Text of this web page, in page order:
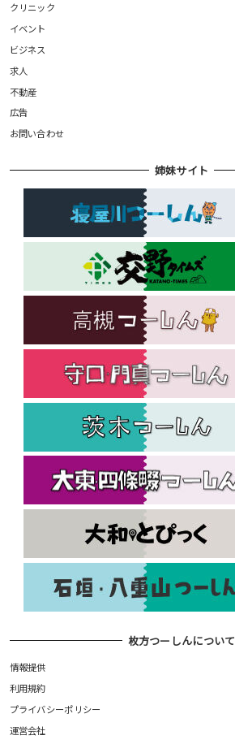
クリニック
イベント
ビジネス
求人
不動産
広告
お問い合わせ
姉妹サイト
枚方つーしんについて
情報提供
利用規約
プライバシーポリシー
運営会社